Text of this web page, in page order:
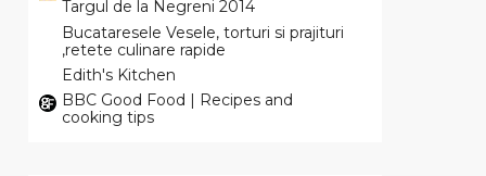
Targul de la Negreni 2014
Bucataresele Vesele, torturi si prajituri
,retete culinare rapide
Edith's Kitchen
BBC Good Food | Recipes and
cooking tips